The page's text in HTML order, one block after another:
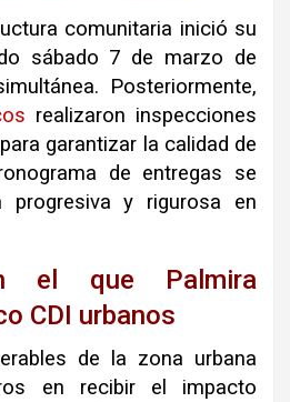
comunitaria inició su
sábado 7 de marzo de
Posteriormente,
realizaron inspecciones
garantizar la calidad de
de entregas se
progresiva y rigurosa en
el que Palmira
CDI urbanos
de la zona urbana
en recibir el impacto